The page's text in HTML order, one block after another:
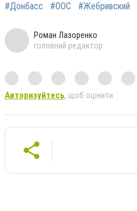
#Донбасс #ООС #Жебривский
Роман Лазоренко
головний редактор
Авторизуйтесь, щоб оцінити